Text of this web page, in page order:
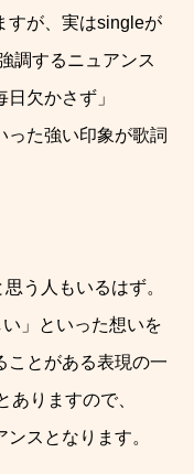
すが、実はsingleが
調するニュアンス
欠かさず」
った強い印象が歌詞
う人もいるはず。
」といった想いを
ことがある表現の一
ありますので、
スとなります。